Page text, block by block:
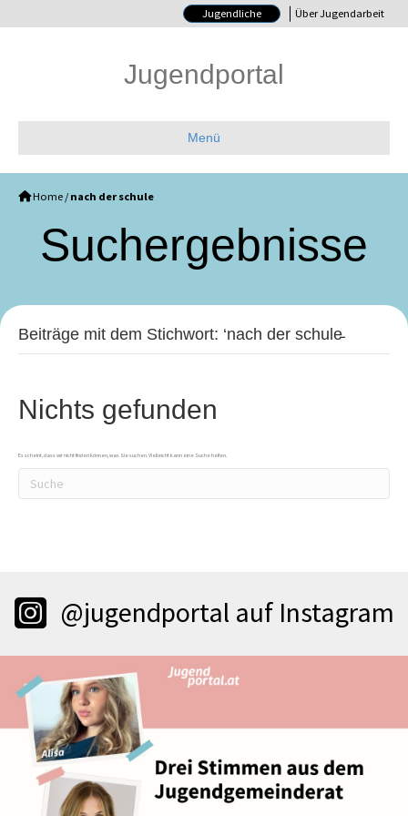
Jugendliche Über Jugendarbeit
Jugendportal
Menü
Home / nach der schule
Such­ergebnisse
Beiträge mit dem Stichwort: ‘nach der schule̵
Nichts gefunden
Es scheint, dass wir nicht finden können, was Sie suchen. Vielleicht kann eine Suche helfen.
@jugendportal auf Instagram